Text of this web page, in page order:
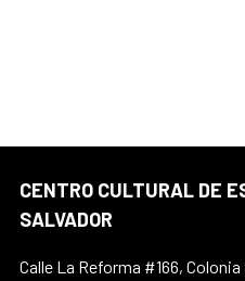
CENTRO CULTURAL DE
SALVADOR
Calle La Reforma #166,